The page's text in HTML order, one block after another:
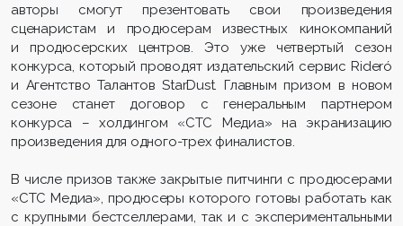
авторы смогут презентовать свои произведения
сценаристам и продюсерам известных кинокомпаний
и продюсерских центров. Это уже четвертый сезон
конкурса, который проводят издательский сервис Rideró
и Агентство Талантов StarDust. Главным призом в новом
сезоне станет договор с генеральным партнером
конкурса – холдингом «СТС Медиа» на экранизацию
произведения для одного-трех финалистов.
В числе призов также закрытые питчинги с продюсерами
«СТС Медиа», продюсеры которого готовы работать как
с крупными бестселлерами, так и с экспериментальными